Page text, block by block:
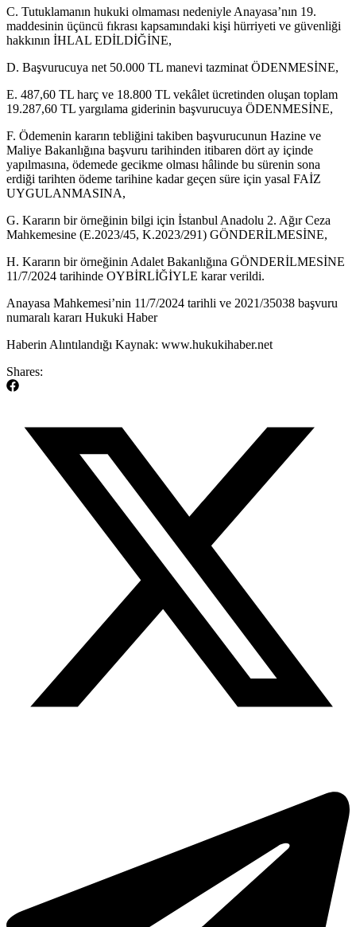
C. Tutuklamanın hukuki olmaması nedeniyle Anayasa’nın 19.
maddesinin üçüncü fıkrası kapsamındaki kişi hürriyeti ve güvenliği
hakkının İHLAL EDİLDİĞİNE,
D. Başvurucuya net 50.000 TL manevi tazminat ÖDENMESİNE,
E. 487,60 TL harç ve 18.800 TL vekâlet ücretinden oluşan toplam
19.287,60 TL yargılama giderinin başvurucuya ÖDENMESİNE,
F. Ödemenin kararın tebliğini takiben başvurucunun Hazine ve
Maliye Bakanlığına başvuru tarihinden itibaren dört ay içinde
yapılmasına, ödemede gecikme olması hâlinde bu sürenin sona
erdiği tarihten ödeme tarihine kadar geçen süre için yasal FAİZ
UYGULANMASINA,
G. Kararın bir örneğinin bilgi için İstanbul Anadolu 2. Ağır Ceza
Mahkemesine (E.2023/45, K.2023/291) GÖNDERİLMESİNE,
H. Kararın bir örneğinin Adalet Bakanlığına GÖNDERİLMESİNE
11/7/2024 tarihinde OYBİRLİĞİYLE karar verildi.
​Anayasa Mahkemesi’nin 11/7/2024 tarihli ve 2021/35038 başvuru
numaralı kararı Hukuki Haber
Haberin Alıntılandığı Kaynak: www.hukukihaber.net
Shares: